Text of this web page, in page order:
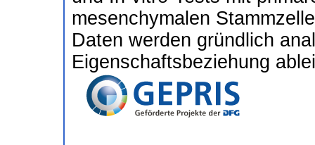
mesenchymalen
Daten werden gründlich
Eigenschaftsbeziehung